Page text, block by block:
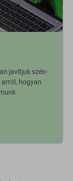
javítjuk szén-
hogyan